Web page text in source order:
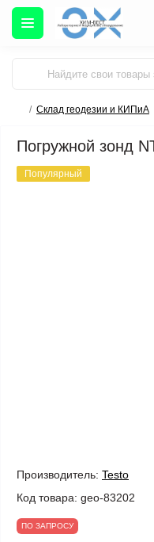
Склад геодезии и КИПиА
Погружной зонд
Популярный
Производитель: Testo
Код товара: geo-83202
ПО ЗАПРОСУ